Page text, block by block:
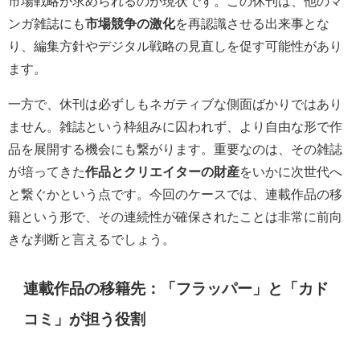
ンガ雑誌にも市場競争の激化を再認識させる出来事とな
り、編集方針やデジタル戦略の見直しを促す可能性があり
ます。
一方で、休刊は必ずしもネガティブな側面ばかりではあり
ません。雑誌という枠組みに囚われず、より自由な形で作
品を展開する機会にも繋がります。重要なのは、その雑誌
が培ってきた作品とクリエイターの財産をいかに次世代へ
と繋ぐかという点です。今回のケースでは、連載作品の移
籍という形で、その連続性が確保されたことは非常に前向
きな判断と言えるでしょう。
連載作品の移籍先：「フラッパー」と「カド
コミ」が担う役割